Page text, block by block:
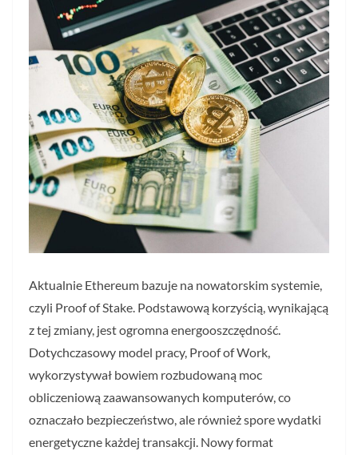
Aktualnie Ethereum bazuje na nowatorskim systemie,
czyli Proof of Stake. Podstawową korzyścią, wynikającą
z tej zmiany, jest ogromna energooszczędność.
Dotychczasowy model pracy, Proof of Work,
wykorzystywał bowiem rozbudowaną moc
obliczeniową zaawansowanych komputerów, co
oznaczało bezpieczeństwo, ale również spore wydatki
energetyczne każdej transakcji. Nowy format